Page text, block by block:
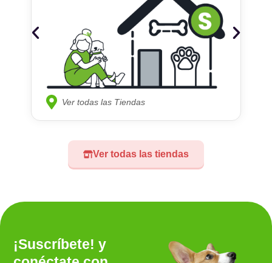
Ver todas las tiendas
Ver todas las Tiendas
¡Suscríbete! y